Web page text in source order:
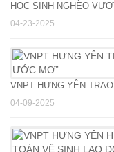
HỌC SINH NGHÈO
04-23-2025
VNPT HƯNG YÊN
04-09-2025